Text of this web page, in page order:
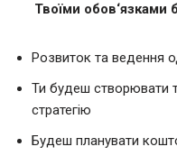
Твоїми обов‘язками
Розвиток та ведення
Ти будеш створювати
стратегію
Будеш планувати